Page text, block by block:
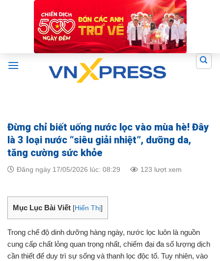
Đừng chỉ biết uống nước lọc vào mùa hè! Đây
là 3 loại nước “siêu giải nhiệt”, dưỡng da,
tăng cường sức khỏe
Đăng ngày 17/05/2026 lúc: 08:29 123 lượt xem
Mục Lục Bài Viết [Hiển Thị]
Trong chế độ dinh dưỡng hàng ngày, nước lọc luôn là nguồn
cung cấp chất lỏng quan trọng nhất, chiếm đại đa số lượng dịch
cần thiết để duy trì sự sống và thanh lọc độc tố. Tuy nhiên, vào